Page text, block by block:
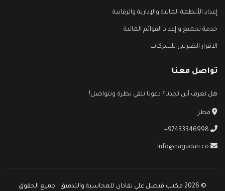
إعداد الأنظمة المالية والإدارية والرقابية
خدمة تجميع و إعداد القوائم المالية
الاقرار الضريبي للشركات
تواصل معنا
هل تعرف أين تجدنا؟ دعونا نلقي نظرة ونتواصل!
قطر
+97433346998
© 2026 مكتب فيصل علي نقادان للمحاسبة والتدقيق . جميع الحقوق